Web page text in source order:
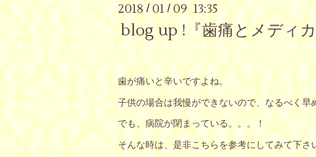
2018/01 /09 13:35
blog up !『歯痛とメディ
歯が痛いと辛いですよね。
子供の場合は我慢ができないので、なるべく
でも、病院が閉まっている。。。！
そんな時は、是非こちらを参考にしてみて下さ